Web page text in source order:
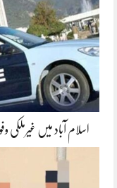
اسلام آباد میں